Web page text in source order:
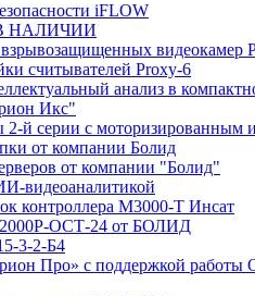
iFLOW
В НАЛИЧИИ
видеокамер
считывателей Proxy-6
анализ в
Икс"
й серии с моторизированным
от компании Болид
от компании "Болид"
видеоаналитикой
контроллера М3000-Т Инсат
ОСТ-24 от БОЛИД
3-2-Б4
Про» с поддержкой работы